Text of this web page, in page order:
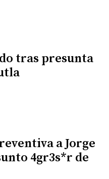
tras presunta
a Jorge
4gr3s*r de